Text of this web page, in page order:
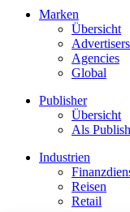
Marken
Übersicht
Advertisers
Agencies
Global
Publisher
Übersicht
Als
Industrien
Reisen
Retail